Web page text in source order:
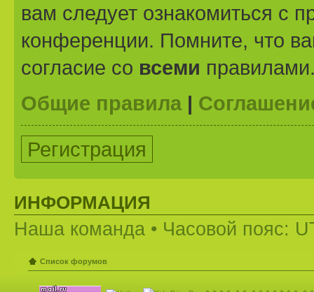
вам следует ознакомиться с
конференции. Помните, что
согласие со всеми
Общие правила |
Регистрация
ИНФОРМАЦИЯ
Наша команда • Часовой пояс:
Список форумов